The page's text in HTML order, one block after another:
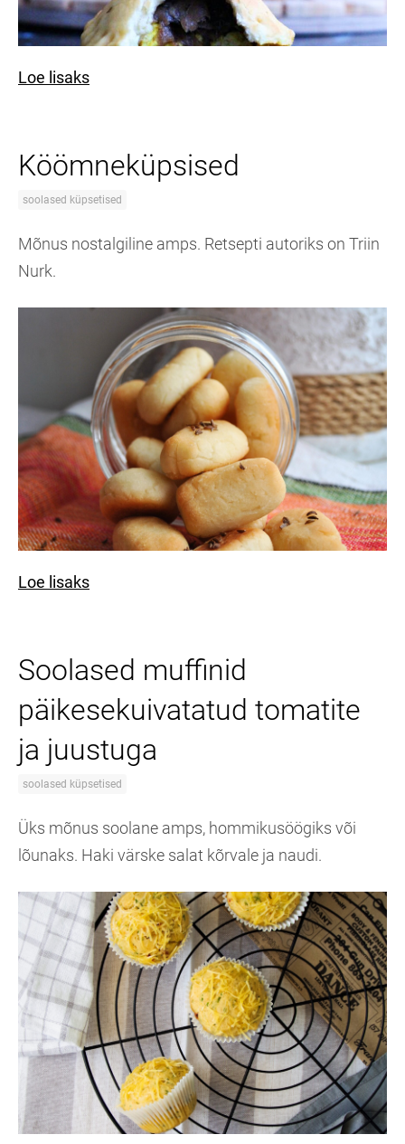
Loe lisaks
Köömneküpsised
soolased küpsetised
Mõnus nostalgiline amps. Retsepti autoriks on Triin
Nurk.
Loe lisaks
Soolased muffinid
päikesekuivatatud tomatite
ja juustuga
soolased küpsetised
Üks mõnus soolane amps, hommikusöögiks või
lõunaks. Haki värske salat kõrvale ja naudi.